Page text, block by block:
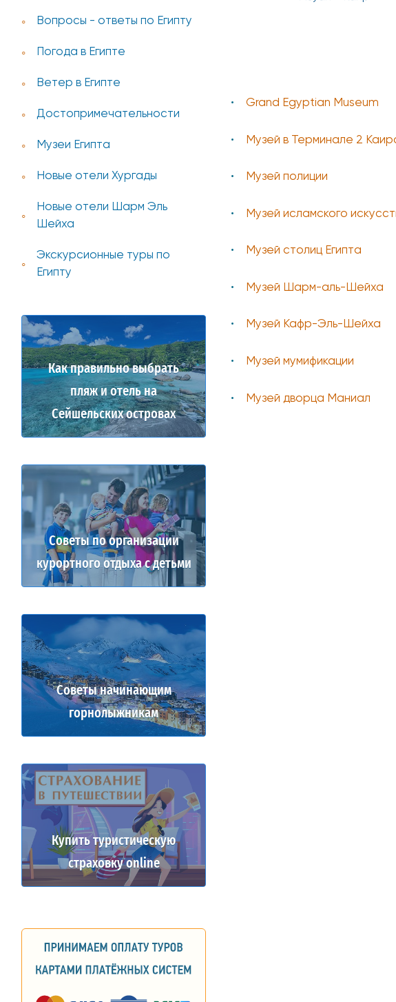
Вопросы - ответы по Египту
Погода в Египте
Ветер в Египте
Достопримечательности
Музеи Египта
Новые отели Хургады
Новые отели Шарм Эль
Шейха
Экскурсионные туры по
Египту
Как правильно выбрать
пляж и отель на
Сейшельских островах
Советы по организации
курортного отдыха с детьми
Советы начинающим
горнолыжникам
Купить туристическую
страховку online
Grand Egyptian Museum
Музей в Терминале 2
Музей полиции
Музей исламского
Музей столиц Египта
Музей Шарм-аль-Шейха
Музей Кафр-Эль-Шейха
Музей мумификации
Музей дворца Маниал